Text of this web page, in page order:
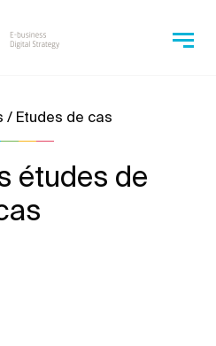
/ Etudes de cas
études de